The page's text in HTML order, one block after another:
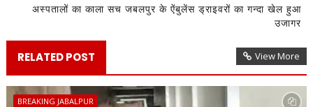
अस्पतालों का काला सच जबलपुर के ऐंबुलेंस ड्राइवरों का गन्दा खेल हुआ
उजागर
RELATED POST View More
BREAKING JABALPUR